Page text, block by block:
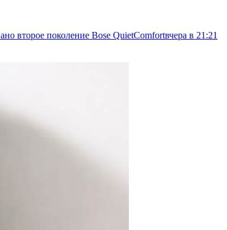
второе поколение Bose QuietComfortвчера в 21:21